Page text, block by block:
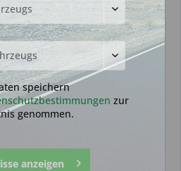
speichern
zur
genommen.
anzeigen